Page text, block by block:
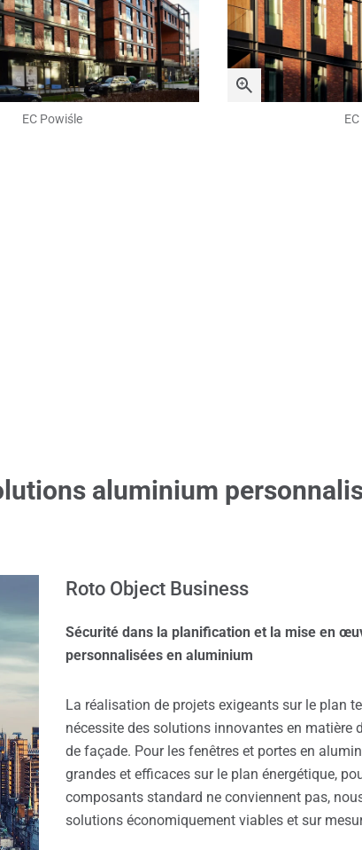
EC Powiśle
aluminium
Roto Object Business
Sécurité dans la planification et la mise en
personnalisées en aluminium
La réalisation de projets exigeants sur le plan
nécessite des solutions innovantes en matière
de façade. Pour les fenêtres et portes en
grandes et efficaces sur le plan énergétique,
composants standard ne conviennent pas,
solutions économiquement viables et sur